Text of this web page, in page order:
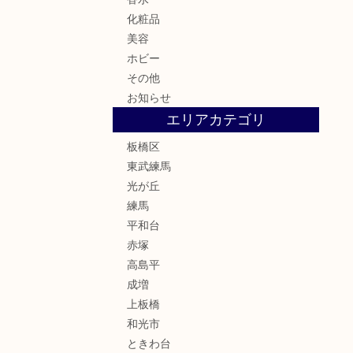
化粧品
美容
ホビー
その他
お知らせ
エリアカテゴリ
板橋区
東武練馬
光が丘
練馬
平和台
赤塚
高島平
成増
上板橋
和光市
ときわ台